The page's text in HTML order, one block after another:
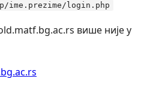
login.php
више није у